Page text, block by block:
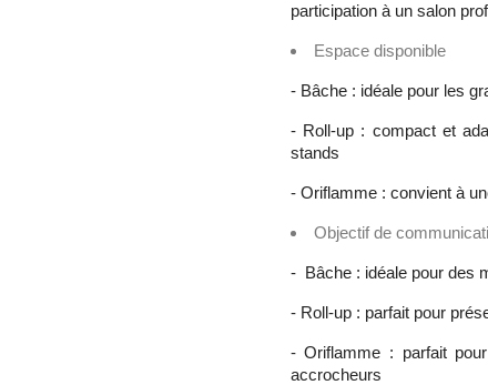
participation à un salon
Espace disponible
- Bâche : idéale pour les
- Roll-up : compact et
stands
- Oriflamme : convient à
Objectif de
- Bâche : idéale pour des
- Roll-up : parfait pour
- Oriflamme : parfait
accrocheurs